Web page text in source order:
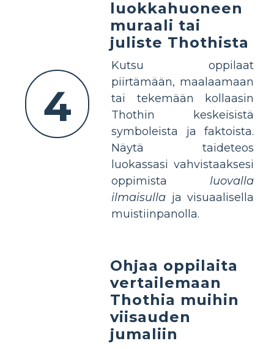
4
luokkahuoneen
muraali tai
juliste Thothista
Kutsu oppilaat
piirtämään, maalaamaan
tai tekemään kollaasin
Thothin keskeisistä
symboleista ja faktoista.
Näytä taideteos
luokassasi vahvistaaksesi
oppimista luovalla
ilmaisulla ja visuaalisella
muistiinpanolla.
Ohjaa oppilaita
vertailemaan
Thothia muihin
viisauden
jumaliin